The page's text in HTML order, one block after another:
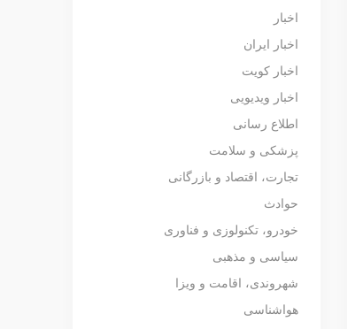
اخبار
اخبار ایران
اخبار کویت
اخبار ویدیویی
اطلاع رسانی
پزشکی و سلامت
تجارت، اقتصاد و بازرگانی
حوادث
خودرو، تکنولوزی و فناوری
سیاسی و مذهبی
شهروندی، اقامت و ویزا
هواشناسی